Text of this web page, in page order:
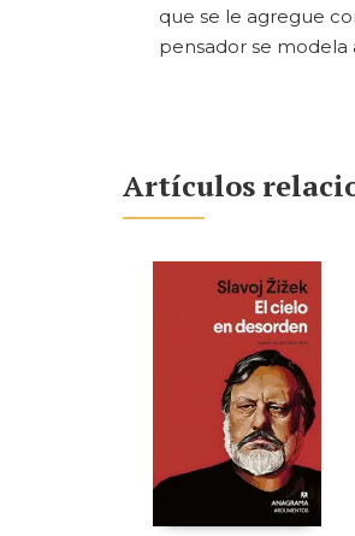
que se le agregue
pensador se modela
Artículos